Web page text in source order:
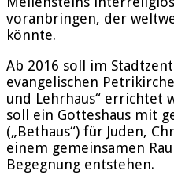
voranbringen, der
könnte.
Ab 2016 soll im
evangelischen
und Lehrhaus“ errichtet
soll ein Gotteshaus mit
(„Bethaus“) für Juden,
einem gemeinsamen
Begegnung entstehen.